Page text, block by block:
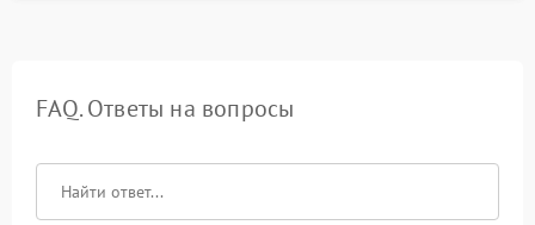
FAQ. Ответы на вопросы